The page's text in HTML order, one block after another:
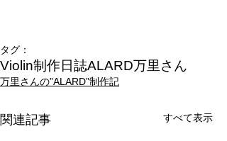
タグ：
Violin制作日誌ALARD万里さん
万里さんの”ALARD”制作記
関連記事 すべて表示